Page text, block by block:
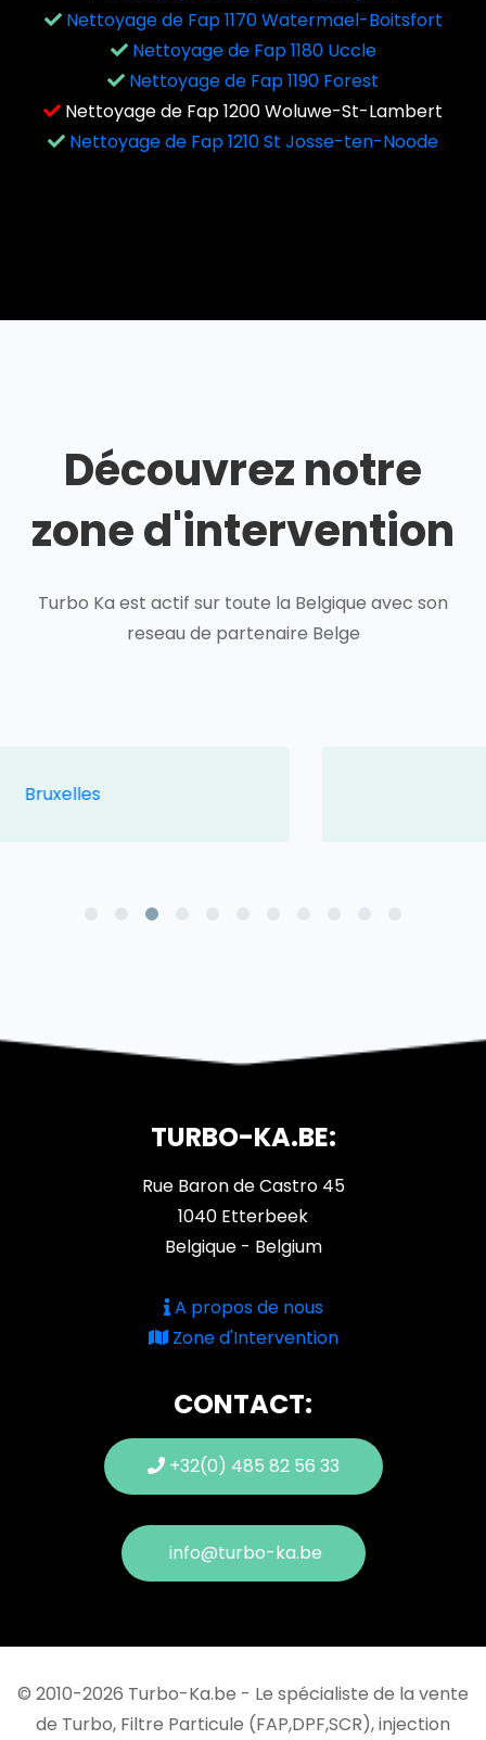
Nettoyage de Fap 1170 Watermael-Boitsfort
Nettoyage de Fap 1180 Uccle
Nettoyage de Fap 1190 Forest
Nettoyage de Fap 1200 Woluwe-St-Lambert
Nettoyage de Fap 1210 St Josse-ten-Noode
Découvrez notre
zone d'intervention
Turbo Ka est actif sur toute la Belgique avec son
reseau de partenaire Belge
TURBO-KA.BE:
Rue Baron de Castro 45
1040 Etterbeek
Belgique - Belgium
A propos de nous
Zone d'Intervention
CONTACT:
+32(0) 485 82 56 33
info@turbo-ka.be
© 2010-2026 Turbo-Ka.be - Le spécialiste de la vente
de Turbo, Filtre Particule (FAP,DPF,SCR), injection